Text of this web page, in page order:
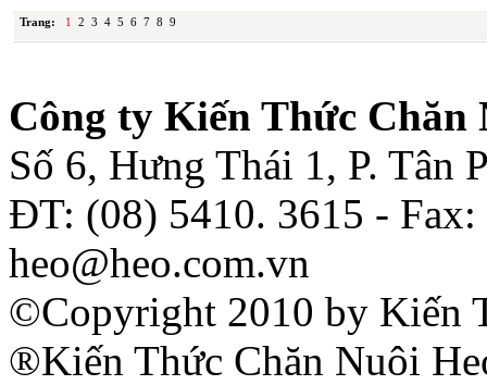
Trang: 1 2 3 4 5 6 7 8 9
Công ty Kiến Thức Chăn
Số 6, Hưng Thái 1, P. Tân
ĐT: (08) 5410. 3615 -
heo@heo.com.vn
©Copyright 2010 by Kiến
®Kiến Thức Chăn Nuôi